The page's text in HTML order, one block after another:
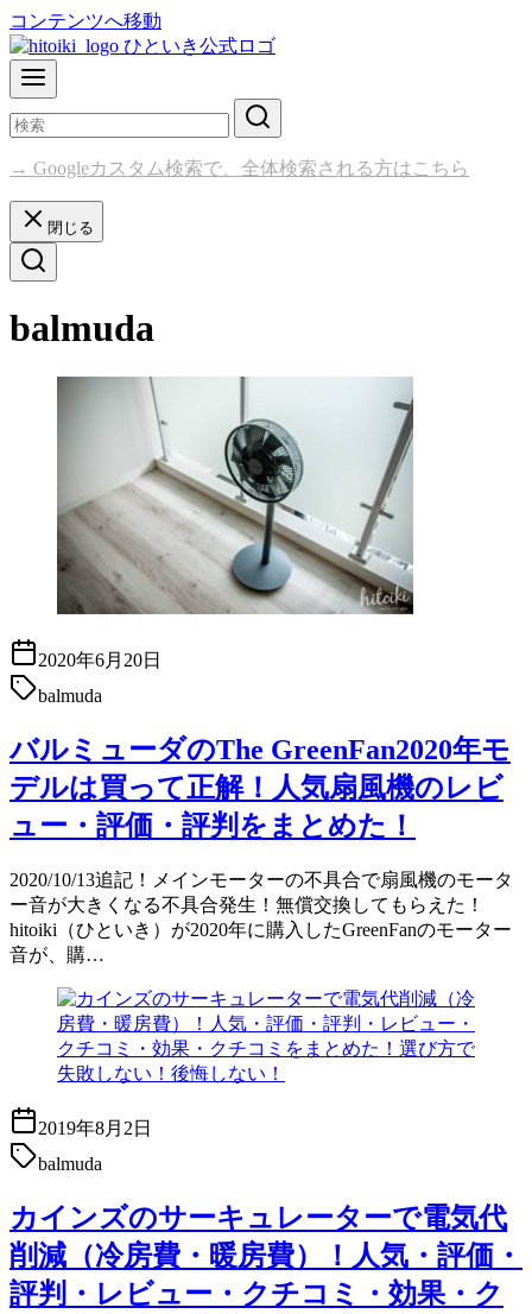
コンテンツへ移動
→ Googleカスタム検索で、全体検索される方はこちら
閉じる
balmuda
2020年6月20日
balmuda
バルミューダのThe GreenFan2020年モ
デルは買って正解！人気扇風機のレビ
ュー・評価・評判をまとめた！
2020/10/13追記！メインモーターの不具合で扇風機のモータ
ー音が大きくなる不具合発生！無償交換してもらえた！
hitoiki（ひといき）が2020年に購入したGreenFanのモーター
音が、購…
2019年8月2日
balmuda
カインズのサーキュレーターで電気代
削減（冷房費・暖房費）！人気・評価・
評判・レビュー・クチコミ・効果・ク